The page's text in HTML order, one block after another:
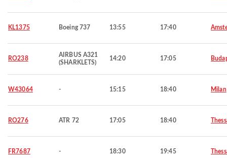
KL1375 Boeing 737 13:55 17:40
RO238
AIRBUS A321
(SHARKLETS)
14:20 17:05
W43064 - 15:15 18:40 Milan
RO276 ATR 72 17:05 18:40
FR7687 - 18:30 19:45